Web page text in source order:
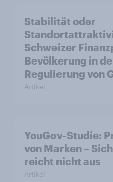
Stabilität oder
Schweizer
Bevölkerung in
Regulierung von
Artikel
YouGov-Studie:
von Marken –
reicht nicht aus
Artikel